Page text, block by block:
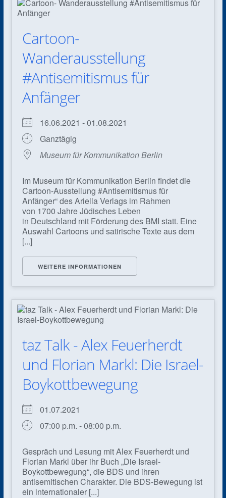
Cartoon-
Wanderausstellung
#Antisemitismus für
Anfänger
16.06.2021 - 01.08.2021
Ganztägig
Museum für Kommunikation Berlin
Im Museum für Kommunikation Berlin findet die
Cartoon-Ausstellung #Antisemitismus für
Anfänger“ des Ariella Verlags im Rahmen
von 1700 Jahre Jüdisches Leben
in Deutschland mit Förderung des BMI statt. Eine
Auswahl Cartoons und satirische Texte aus dem
[...]
WEITERE INFORMATIONEN
taz Talk - Alex Feuerherdt
und Florian Markl: Die Israel-
Boykottbewegung
01.07.2021
07:00 p.m. - 08:00 p.m.
Gespräch und Lesung mit Alex Feuerherdt und
Florian Markl über ihr Buch „Die Israel-
Boykottbewegung“, die BDS und ihren
antisemitischen Charakter. Die BDS-Bewegung ist
ein internationaler [...]